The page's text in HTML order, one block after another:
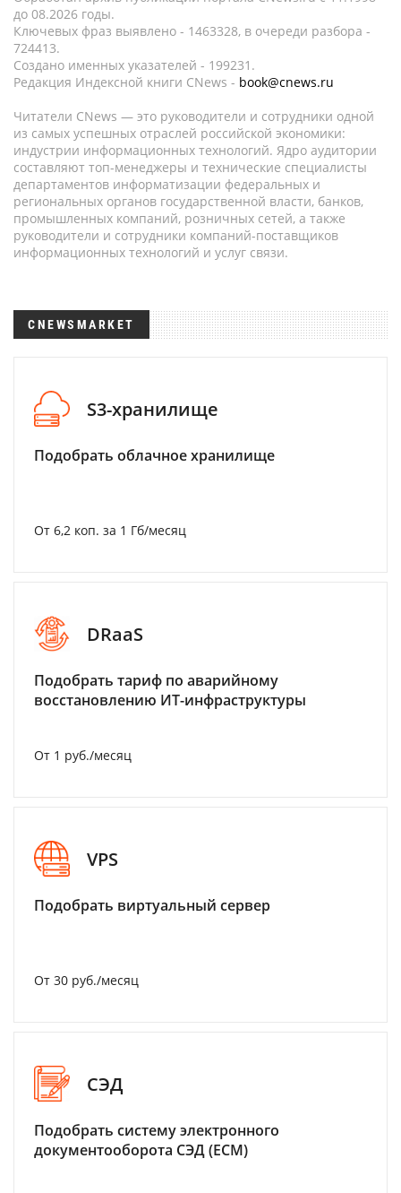
до 08.2026 годы.
Ключевых фраз выявлено - 1463328, в очереди разбора -
724413.
Создано именных указателей - 199231.
Редакция Индексной книги CNews - book@cnews.ru
Читатели CNews — это руководители и сотрудники одной
из самых успешных отраслей российской экономики:
индустрии информационных технологий. Ядро аудитории
составляют топ-менеджеры и технические специалисты
департаментов информатизации федеральных и
региональных органов государственной власти, банков,
промышленных компаний, розничных сетей, а также
руководители и сотрудники компаний-поставщиков
информационных технологий и услуг связи.
CNEWSMARKET
S3-хранилище
Подобрать облачное хранилище
От 6,2 коп. за 1 Гб/месяц
DRaaS
Подобрать тариф по аварийному
восстановлению ИТ-инфраструктуры
От 1 руб./месяц
VPS
Подобрать виртуальный сервер
От 30 руб./месяц
СЭД
Подобрать систему электронного
документооборота СЭД (ECM)